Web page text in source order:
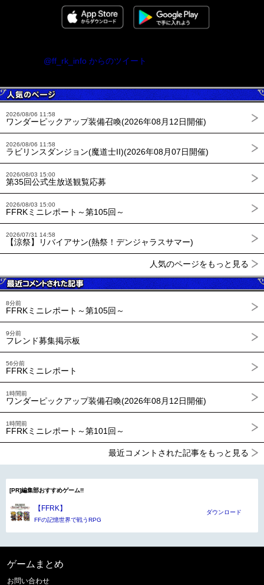
@ff_rk_info からのツイート
2026/08/06 11:58
ワンダーピックアップ装備召喚(2026年08月12日開催)
2026/08/06 11:58
ラビリンスダンジョン(魔道士II)(2026年08月07日開催)
2026/08/03 15:00
第35回公式生放送観覧応募
2026/08/03 15:00
FFRKミニレポート～第105回～
2026/07/31 14:58
【涼祭】リバイアサン(熱祭！デンジャラスサマー)
人気のページをもっと見る
8分前
FFRKミニレポート～第105回～
9分前
フレンド募集掲示板
56分前
FFRKミニレポート
1時間前
ワンダーピックアップ装備召喚(2026年08月12日開催)
1時間前
FFRKミニレポート～第101回～
最近コメントされた記事をもっと見る
[PR]編集部おすすめゲーム!!
【FFRK】
FFの記憶世界で戦うRPG
ダウンロード
ゲームまとめ
お問い合わせ